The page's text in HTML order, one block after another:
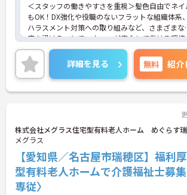
＜スタッフの働きやすさを重視＞髪色自由でネイ
もOK！DX強化や役職のないフラットな組織体系、
ハラスメント対策への取り組みなど、さまざまな
度を設けることでスタッフが安心して働ける環境
くりに取り組まれています。
＜ライフスタイルに合わせた勤務形態＞夜勤ありの
シフト常勤、日勤専従、夜勤専従といったさまざ
な働き方が設定されている法人です。
＜チームで連携しながらのお仕事＞一人ひとりが
野は互いで補い合うなど、チームとしてしっかり
連携を取りながら日々の業務に努められています。
ご興味のある方には、面接対策ポイント等、さら
詳細をお話ししますのでお気軽にご相談ください！
詳細を見る 無料 紹介
株式会社メグラス住宅型有料老人ホーム めぐらす
メグラス
【愛知県／名古屋市瑞穂区】福利
型有料老人ホームで介護福祉士募
専従〉